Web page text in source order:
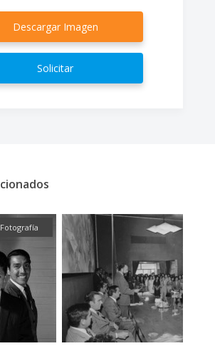
Descargar Imagen
Solicitar
Fotografía